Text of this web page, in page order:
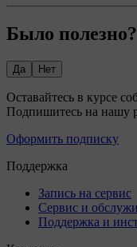
Было полезно?
Да Нет